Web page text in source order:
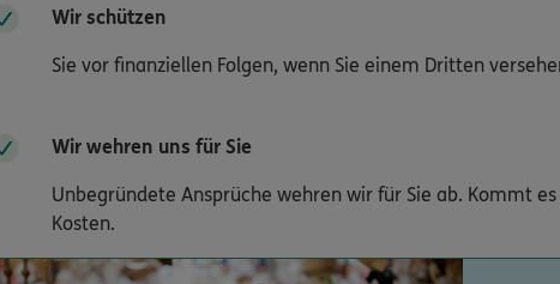
Wir schützen
Sie vor finanziellen Folgen, wenn Sie einem Dritten
Wir wehren uns für Sie
Unbegründete Ansprüche wehren wir für Sie ab. Kommt
Kosten.